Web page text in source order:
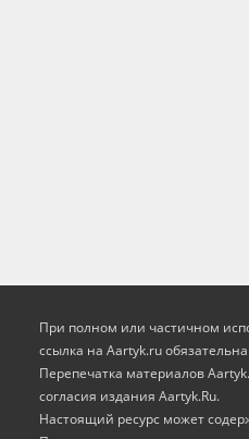
При полном или частичном
ссылка на Aartyk.ru oбязательна.
Перепечатка материалов
согласия издания Aartyk.Ru.
Настоящий ресурс может